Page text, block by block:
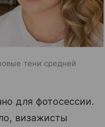
тени средней
для фотосессии.
визажисты